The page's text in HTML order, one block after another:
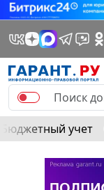
Бюджетный учет